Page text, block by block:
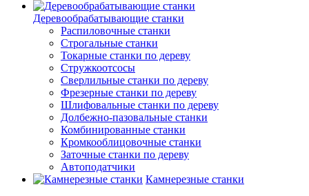
Деревообрабатывающие станки
Распиловочные станки
Строгальные станки
Токарные станки по дереву
Стружкоотсосы
Сверлильные станки по дереву
Фрезерные станки по дереву
Шлифовальные станки по дереву
Долбежно-пазовальные станки
Комбинированные станки
Кромкооблицовочные станки
Заточные станки по дереву
Автоподатчики
Камнерезные станки